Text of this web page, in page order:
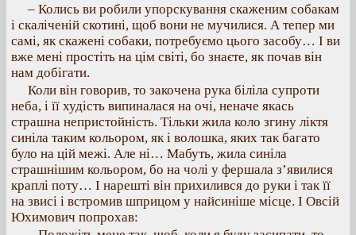
– Колись ви робили упорскування скаженим собакам
і скаліченій скотині, щоб вони не мучилися. А тепер ми
самі, як скажені собаки, потребуємо цього засобу… І ви
вже мені простіть на цім світі, бо знаєте, як почав він
нам добігати.
Коли він говорив, то закочена рука біліла супроти
неба, і її худість випиналася на очі, неначе якась
страшна непристойність. Тільки жила коло згину ліктя
синіла таким кольором, як і волошка, яких так багато
було на цій межі. Але ні… Мабуть, жила синіла
страшнішим кольором, бо на чолі у фершала з’явилися
краплі поту… І нарешті він прихилився до руки і так її
на звисі і встромив шприцом у найсиніше місце. І Овсій
Юхимович попрохав: